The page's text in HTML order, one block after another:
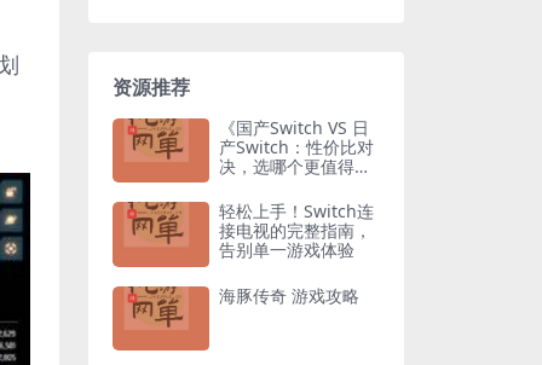
资源推荐
《国产Switch VS 日
产Switch：性价比对
决，选哪个更值得入
轻松上手！Switch连
接电视的完整指南，
告别单一游戏体验
海豚传奇 游戏攻略